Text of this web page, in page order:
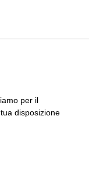
per il
disposizione